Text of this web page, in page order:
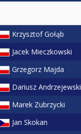
Krzysztof Gołąb
Jacek Mieczkowski
Grzegorz Majda
Dariusz Andrzejewski
Marek Zubrzycki
Jan Skokan